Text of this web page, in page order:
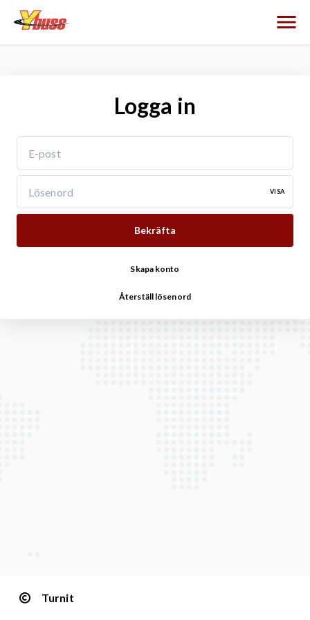
Logga in
VISA
Bekräfta
Skapa konto
Återställ lösenord
Turnit